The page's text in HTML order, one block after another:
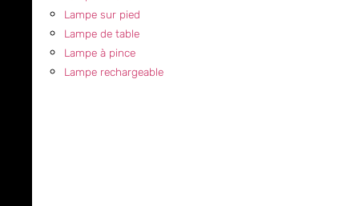
Lampe sur pied
Lampe de table
Lampe à pince
Lampe rechargeable